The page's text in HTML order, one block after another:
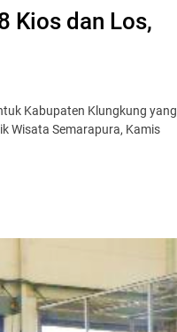
Kios dan Los,
Kabupaten Klungkung yang
Wisata Semarapura, Kamis